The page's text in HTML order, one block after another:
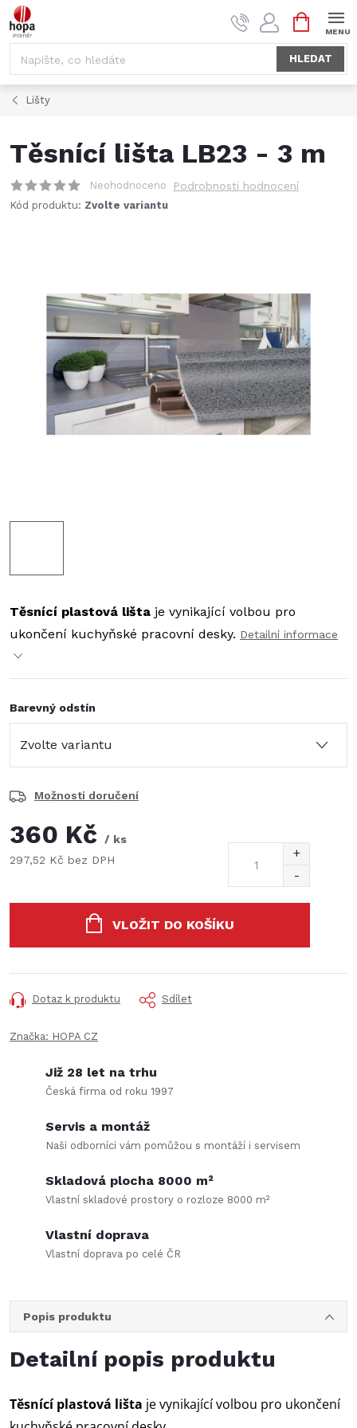
Přejít
na
HLEDAT
NÁKUPNÍ
KOŠÍK
Lišty
Těsnící lišta LB23 - 3 m
Neohodnoceno Podrobnosti hodnocení
Kód produktu: Zvolte variantu
Těsnící plastová lišta je vynikající volbou pro
ukončení kuchyňské pracovní desky. Detailní informace
Barevný odstín
Možnosti doručení
360 Kč
/ ks
297,52 Kč bez DPH
VLOŽIT DO KOŠÍKU
Dotaz k produktu Sdílet
Značka: HOPA CZ
Již 28 let na trhu
Česká firma od roku 1997
Servis a montáž
Naši odborníci vám pomůžou s montáží i servisem
Skladová plocha 8000 m²
Vlastní skladové prostory o rozloze 8000 m²
Vlastní doprava
Vlastní doprava po celé ČR
Popis produktu
Detailní popis produktu
Těsnící plastová lišta je vynikající volbou pro ukončení